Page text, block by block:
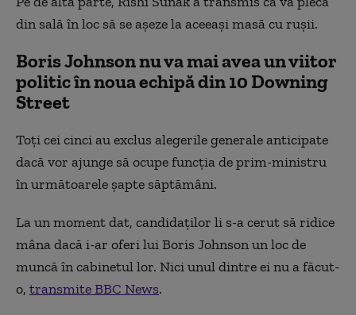
din sală în loc să se așeze la aceeași masă cu rușii.
Boris Johnson nu va mai avea un viitor
politic în noua echipă din 10 Downing
Street
Toți cei cinci au exclus alegerile generale anticipate
dacă vor ajunge să ocupe funcția de prim-ministru
în următoarele șapte săptămâni.
La un moment dat, candidaților li s-a cerut să ridice
mâna dacă i-ar oferi lui Boris Johnson un loc de
muncă în cabinetul lor. Nici unul dintre ei nu a făcut-
o, transmite BBC News.